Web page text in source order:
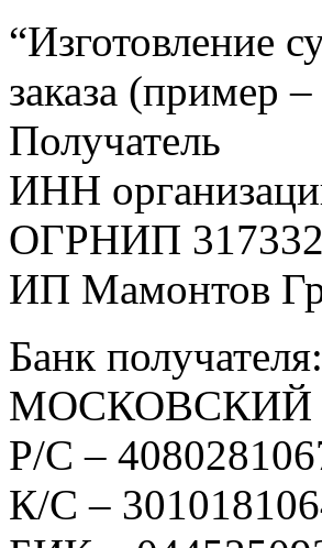
“Изготовление
заказа (пример
Получатель
ИНН
ОГРНИП
ИП Мамонтов
Банк получателя:
МОСКОВСКИЙ
Р/С –
К/С –